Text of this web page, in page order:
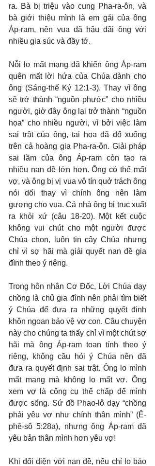
ra. Bà bị triệu vào cung Pha-ra-ôn, và
bà giới thiệu mình là em gái của ông
Áp-ram, nên vua đã hậu đãi ông với
nhiều gia súc và đầy tớ.
Nỗi lo mất mạng đã khiến ông Áp-ram
quên mất lời hứa của Chúa dành cho
ông (Sáng-thế Ký 12:1-3). Thay vì ông
sẽ trở thành “nguồn phước” cho nhiều
người, giờ đây ông lại trở thành “nguồn
họa” cho nhiều người, vì bởi việc làm
sai trật của ông, tai họa đã đổ xuống
trên cả hoàng gia Pha-ra-ôn. Giải pháp
sai lầm của ông Áp-ram còn tạo ra
nhiều nan đề lớn hơn. Ông có thể mất
vợ, và ông bị vị vua vô tín quở trách ông
nói dối thay vì chính ông nên làm
gương cho vua. Cả nhà ông bị trục xuất
ra khỏi xứ (câu 18-20). Một kết cuộc
không vui chút cho một người được
Chúa chọn, luôn tin cậy Chúa nhưng
chỉ vì sợ hãi mà giải quyết nan đề gia
đình theo ý riêng.
Trong hôn nhân Cơ Đốc, Lời Chúa dạy
chồng là chủ gia đình nên phải tìm biết
ý Chúa để đưa ra những quyết định
khôn ngoan bảo vệ vợ con. Câu chuyện
này cho chúng ta thấy chỉ vì một chút sợ
hãi mà ông Áp-ram toan tính theo ý
riêng, không cầu hỏi ý Chúa nên đã
đưa ra quyết định sai trật. Ông lo mình
mất mạng mà không lo mất vợ. Ông
xem vợ là công cụ thế chấp để mình
được sống. Sứ đồ Phao-lô dạy “chồng
phải yêu vợ như chính thân mình” (Ê-
phê-sô 5:28a), nhưng ông Áp-ram đã
yêu bản thân mình hơn yêu vợ!
Khi đối diện với nan đề, nếu chỉ lo bảo